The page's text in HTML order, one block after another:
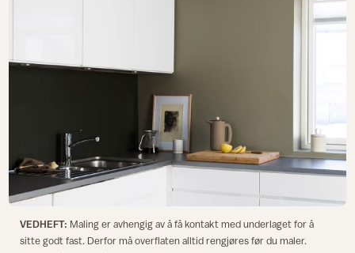
VEDHEFT: Maling er avhengig av å få kontakt med underlaget for å
sitte godt fast. Derfor må overflaten alltid rengjøres før du maler.